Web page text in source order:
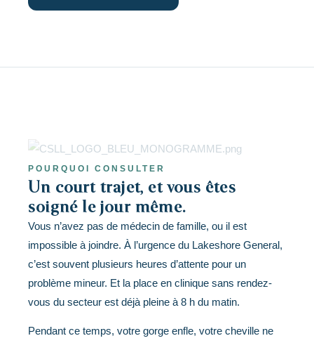
POURQUOI CONSULTER
Un court trajet, et vous êtes
soigné le jour même.
Vous n’avez pas de médecin de famille, ou il est
impossible à joindre. À l’urgence du Lakeshore General,
c’est souvent plusieurs heures d’attente pour un
problème mineur. Et la place en clinique sans rendez-
vous du secteur est déjà pleine à 8 h du matin.
Pendant ce temps, votre gorge enfle, votre cheville ne